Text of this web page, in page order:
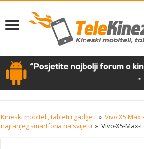
Kineski mobiteli, tableti i gadgeti » Vivo X5 Max
najtanjeg smartfona na svijetu » Vivo-X5-Max-